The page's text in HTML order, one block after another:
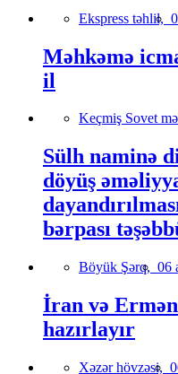
Ekspress təhlil,
Məhkəmə
il
Keçmiş Sovet
Sülh naminə
döyüş
bərpası
Böyük Şərq, 06
İran və
hazırlayır
Xəzər hövzəsi,